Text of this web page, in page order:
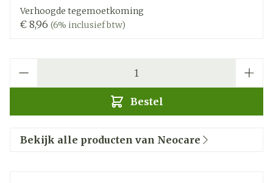
Verhoogde tegemoetkoming
€ 8,96 (6% inclusief btw)
Bestel
Bekijk alle producten van Neocare